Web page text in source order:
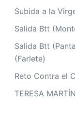
Subida a la
Salida Btt
Salida Btt
(Farlete)
Reto Contra el
TERESA